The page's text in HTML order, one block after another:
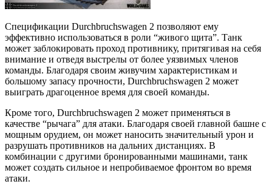
Спецификации Durchbruchswagen 2 позволяют ему
эффективно использоваться в роли “живого щита”. Танк
может заблокировать проход противнику, притягивая на себя
внимание и отведя выстрелы от более уязвимых членов
команды. Благодаря своим живучим характеристикам и
большому запасу прочности, Durchbruchswagen 2 может
выиграть драгоценное время для своей команды.
Кроме того, Durchbruchswagen 2 может применяться в
качестве “рычага” для атаки. Благодаря своей главной башне с
мощным орудием, он может наносить значительный урон и
разрушать противников на дальних дистанциях. В
комбинации с другими бронированными машинами, танк
может создать сильное и непробиваемое фронтом во время
атаки.